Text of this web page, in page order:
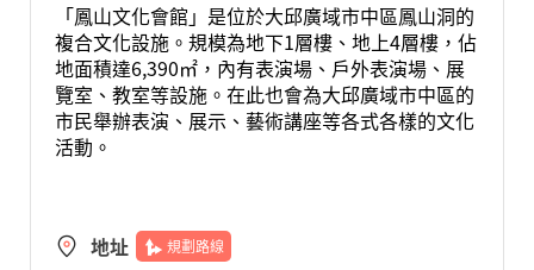
「鳳山文化會館」是位於大邱廣域市中區鳳山洞的
複合文化設施。規模為地下1層樓、地上4層樓，佔
地面積達6,390㎡，內有表演場、戶外表演場、展
覽室、教室等設施。在此也會為大邱廣域市中區的
市民舉辦表演、展示、藝術講座等各式各樣的文化
活動。
地址 規劃路線